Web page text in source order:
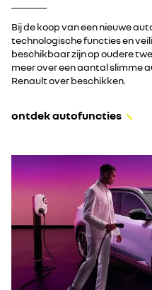
Bij de koop van een nieuwe
technologische functies en
beschikbaar zijn op oudere
meer over een aantal slimme
Renault over beschikken.
ontdek autofuncties